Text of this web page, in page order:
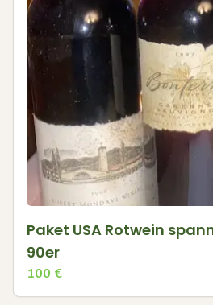
Paket USA Rotwein
90er
100 €